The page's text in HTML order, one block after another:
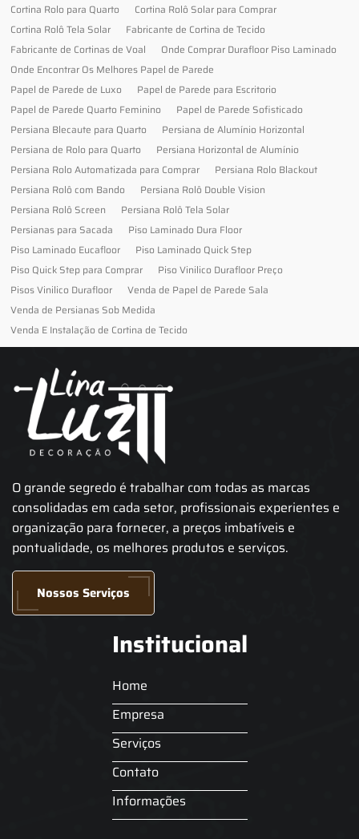
Cortina Rolo para Quarto
Cortina Rolô Solar para Comprar
Cortina Rolô Tela Solar
Fabricante de Cortina de Tecido
Fabricante de Cortinas de Voal
Onde Comprar Durafloor Piso Laminado
Onde Encontrar Os Melhores Papel de Parede
Papel de Parede de Luxo
Papel de Parede para Escritorio
Papel de Parede Quarto Feminino
Papel de Parede Sofisticado
Persiana Blecaute para Quarto
Persiana de Alumínio Horizontal
Persiana de Rolo para Quarto
Persiana Horizontal de Alumínio
Persiana Rolo Automatizada para Comprar
Persiana Rolo Blackout
Persiana Rolô com Bando
Persiana Rolô Double Vision
Persiana Rolô Screen
Persiana Rolô Tela Solar
Persianas para Sacada
Piso Laminado Dura Floor
Piso Laminado Eucafloor
Piso Laminado Quick Step
Piso Quick Step para Comprar
Piso Vinilico Durafloor Preço
Pisos Vinilico Durafloor
Venda de Papel de Parede Sala
Venda de Persianas Sob Medida
Venda E Instalação de Cortina de Tecido
O grande segredo é trabalhar com todas as marcas
consolidadas em cada setor, profissionais experientes e
organização para fornecer, a preços imbatíveis e
pontualidade, os melhores produtos e serviços.
Nossos Serviços
Institucional
Home
Empresa
Serviços
Contato
Informações